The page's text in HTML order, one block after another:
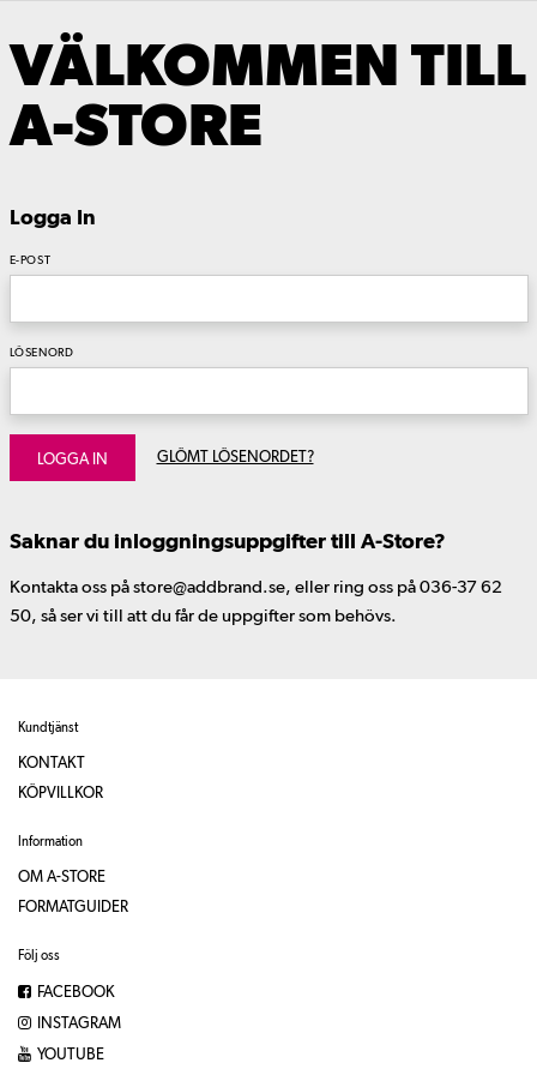
VÄLKOMMEN TILL
A-STORE
Logga In
E-POST
LÖSENORD
LOGGA IN GLÖMT LÖSENORDET?
Saknar du inloggningsuppgifter till A-Store?
Kontakta oss på store@addbrand.se, eller ring oss på 036-37 62
50, så ser vi till att du får de uppgifter som behövs.
Kundtjänst
KONTAKT
KÖPVILLKOR
Information
OM A-STORE
FORMATGUIDER
Följ oss
FACEBOOK
INSTAGRAM
YOUTUBE